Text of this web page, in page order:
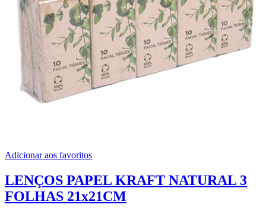
Adicionar aos favoritos
LENÇOS PAPEL KRAFT NATURAL 3
FOLHAS 21x21CM